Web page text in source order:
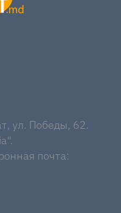
ул. Победы, 62.
почта: